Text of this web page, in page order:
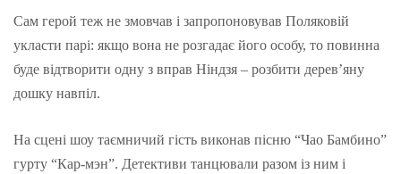
Сам герой теж не змовчав і запропоновував Поляковій
укласти парі: якщо вона не розгадає його особу, то повинна
буде відтворити одну з вправ Ніндзя – розбити дерев’яну
дошку навпіл.
На сцені шоу таємничий гість виконав пісню “Чао Бамбино”
гурту “Кар-мэн”. Детективи танцювали разом із ним і